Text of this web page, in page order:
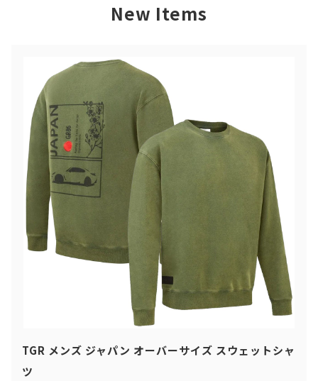
New Items
TGR メンズ ジャパン オーバーサイズ スウェットシャ
ツ